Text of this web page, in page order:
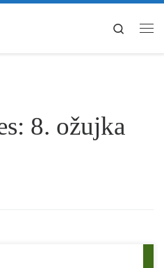
Search
8. ožujka